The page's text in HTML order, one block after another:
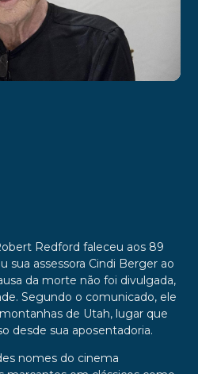
Redford faleceu aos 89
sua assessora Cindi Berger ao
da morte não foi divulgada,
Segundo o comunicado, ele
de Utah, lugar que
desde sua aposentadoria.
nomes do cinema